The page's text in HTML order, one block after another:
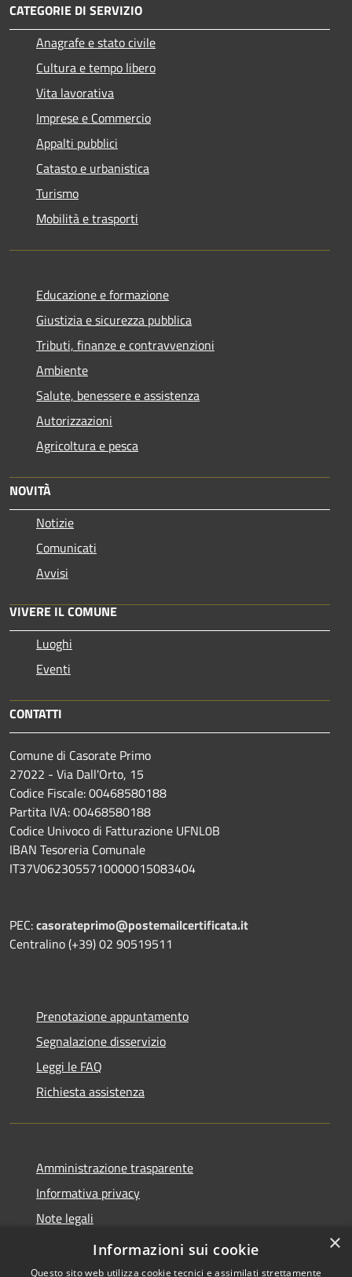
CATEGORIE DI SERVIZIO
Anagrafe e stato civile
Cultura e tempo libero
Vita lavorativa
Imprese e Commercio
Appalti pubblici
Catasto e urbanistica
Turismo
Mobilità e trasporti
Educazione e formazione
Giustizia e sicurezza pubblica
Tributi, finanze e contravvenzioni
Ambiente
Salute, benessere e assistenza
Autorizzazioni
Agricoltura e pesca
NOVITÀ
Notizie
Comunicati
Avvisi
VIVERE IL COMUNE
Luoghi
Eventi
CONTATTI
Comune di Casorate Primo
27022 - Via Dall'Orto, 15
Codice Fiscale: 00468580188
Partita IVA: 00468580188
Codice Univoco di Fatturazione UFNL0B
IBAN Tesoreria Comunale
IT37V0623055710000015083404
PEC:casorateprimo@postemailcertificata.it
Centralino (+39) 02 90519511
Prenotazione appuntamento
Segnalazione disservizio
Leggi le FAQ
Richiesta assistenza
Amministrazione trasparente
Informativa privacy
Note legali
Dichiarazione di accessibilità
×
Informazioni sui cookie
Questo sito web utilizza cookie tecnici e assimilati strettamente